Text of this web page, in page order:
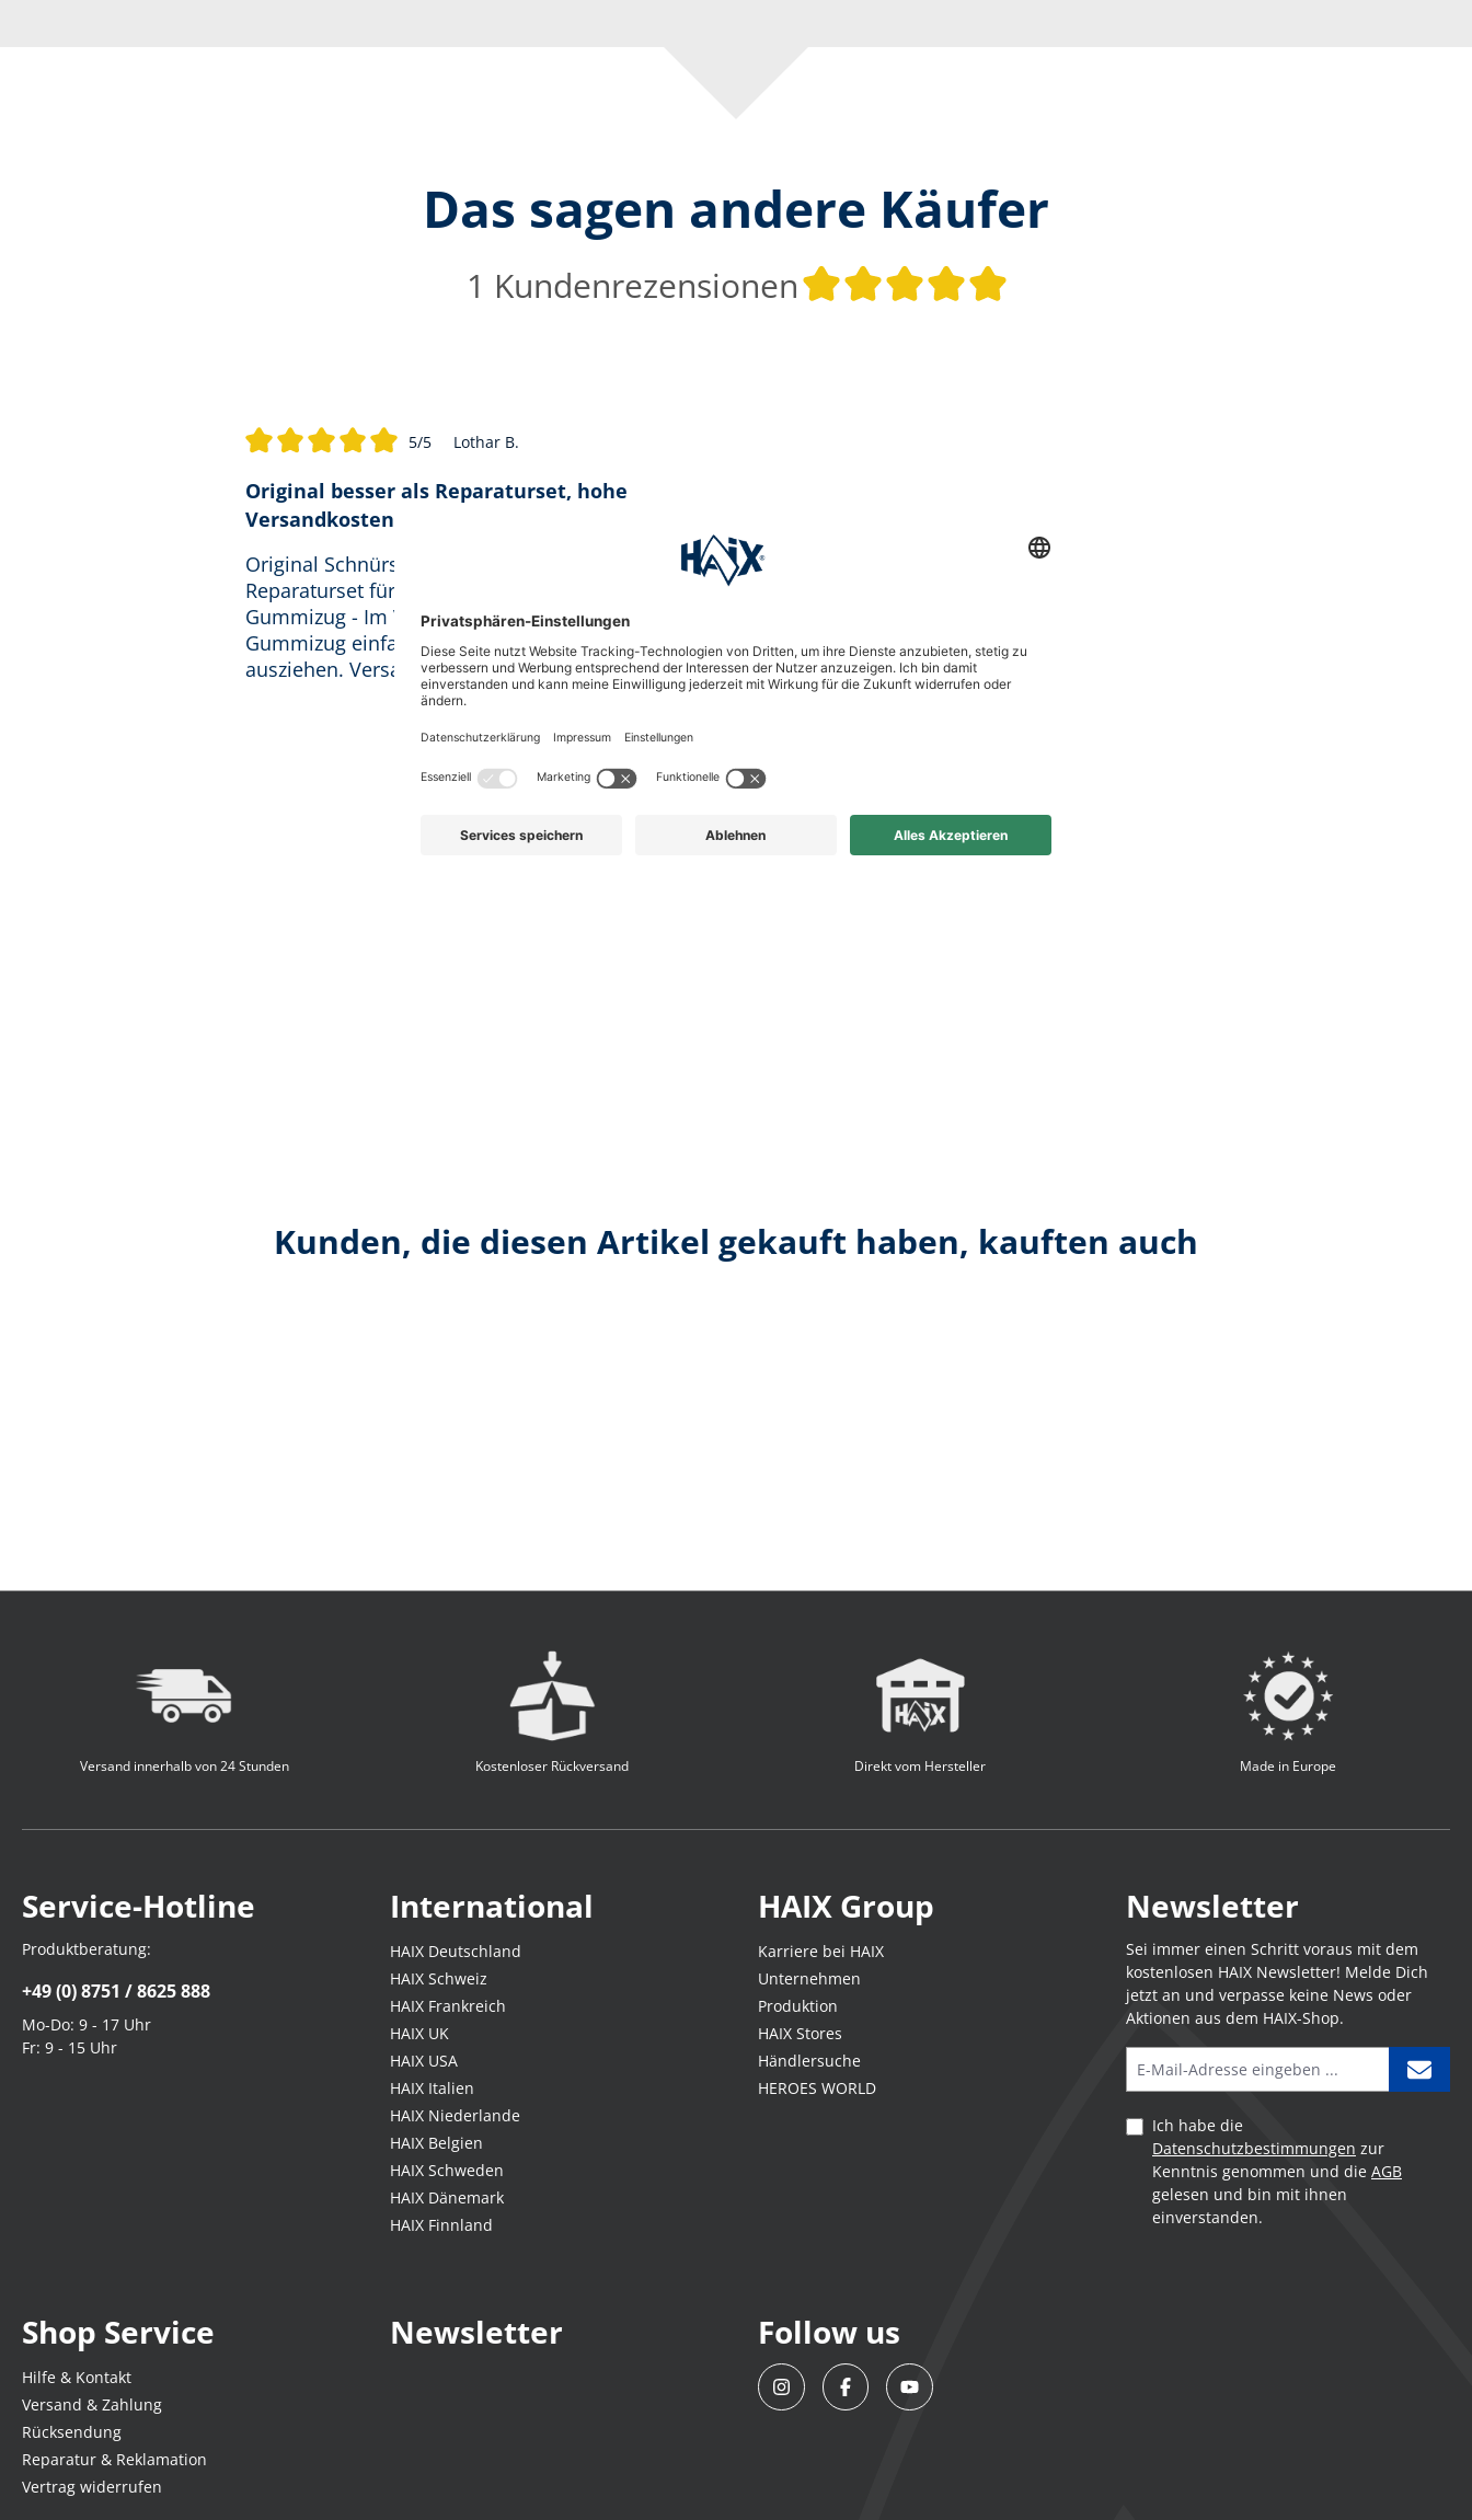
Das sagen andere Käufer
1 Kundenrezensionen Durchschnittliche Bewertung
5/5 Lothar B.
Original besser als Reparaturset, hohe
Versandkosten für Kleinpaket
Original Schnürsenkel mit Gummizug,
Reparaturset für genau diesen Artikel ohne
Gummizug - Im Vergleich unkomfortabel da mit
Gummizug einfach praktischer zum an- und
ausziehen. Versandkosten f…
Mehr lesen Eigene Bewertung abgeben
Kunden, die diesen Artikel gekauft haben, kauften auch
Versand innerhalb von 24 Stunden Kostenloser Rückversand Direkt vom Hersteller Made in Europe
Service-Hotline
Produktberatung:
+49 (0) 8751 / 8625 888
Mo-Do: 9 - 17 Uhr
Fr: 9 - 15 Uhr
International
HAIX Deutschland
HAIX Schweiz
HAIX Frankreich
HAIX UK
HAIX USA
HAIX Italien
HAIX Niederlande
HAIX Belgien
HAIX Schweden
HAIX Dänemark
HAIX Finnland
HAIX Group
Karriere bei HAIX
Unternehmen
Produktion
HAIX Stores
Händlersuche
HEROES WORLD
Shop Service
Hilfe & Kontakt
Versand & Zahlung
Rücksendung
Reparatur & Reklamation
Vertrag widerrufen
Newsletter Follow us
Newsletter
Sei immer einen Schritt voraus mit dem
kostenlosen HAIX Newsletter! Melde Dich
jetzt an und verpasse keine News oder
Aktionen aus dem HAIX-Shop.
Ich habe die
Datenschutzbestimmungen zur
Kenntnis genommen und die AGB
gelesen und bin mit ihnen
einverstanden.